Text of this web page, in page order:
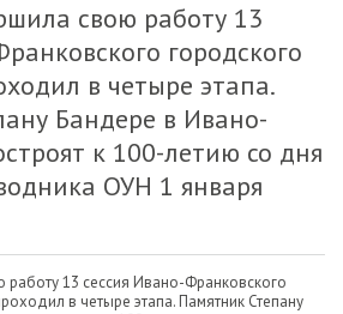
свою работу 13
городского
в четыре этапа.
Бандере в Ивано-
к 100-летию со дня
ОУН 1 января
работу 13 сессия Ивано-Франковского
в четыре этапа. Памятник Степану